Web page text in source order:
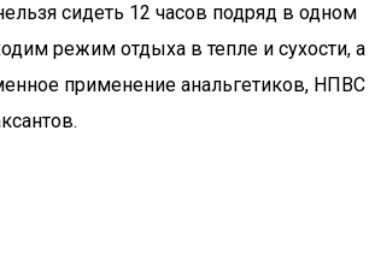
сидеть 12 часов подряд в одном
режим отдыха в тепле и сухости, а
применение анальгетиков, НПВС